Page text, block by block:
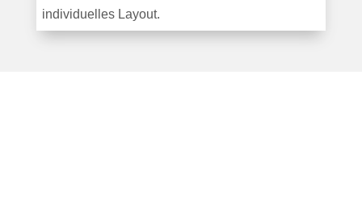
individuelles Layout.